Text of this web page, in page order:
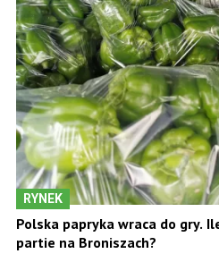
RYNEK
Polska papryka wraca do gry.
partie na Broniszach?